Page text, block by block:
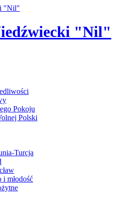
"Nil"
Pokoju
Polski
Turcja
młodość